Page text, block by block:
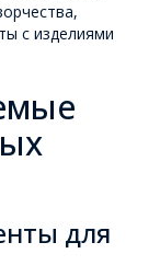
с изделиями
для